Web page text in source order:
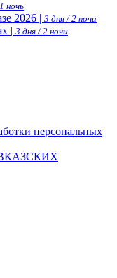
ночь
2026 | 3 дня / 2 ночи
| 3 дня / 2 ночи
персональных